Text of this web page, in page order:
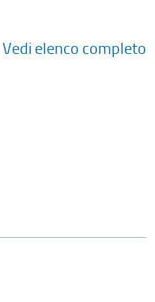
Vedi elenco completo